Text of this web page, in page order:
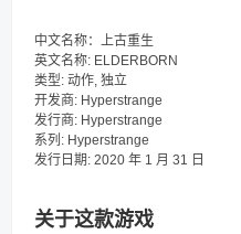
中文名称：上古重生
英文名称: ELDERBORN
类型: 动作, 独立
开发商: Hyperstrange
发行商: Hyperstrange
系列: Hyperstrange
发行日期: 2020 年 1 月 31 日
关于这款游戏